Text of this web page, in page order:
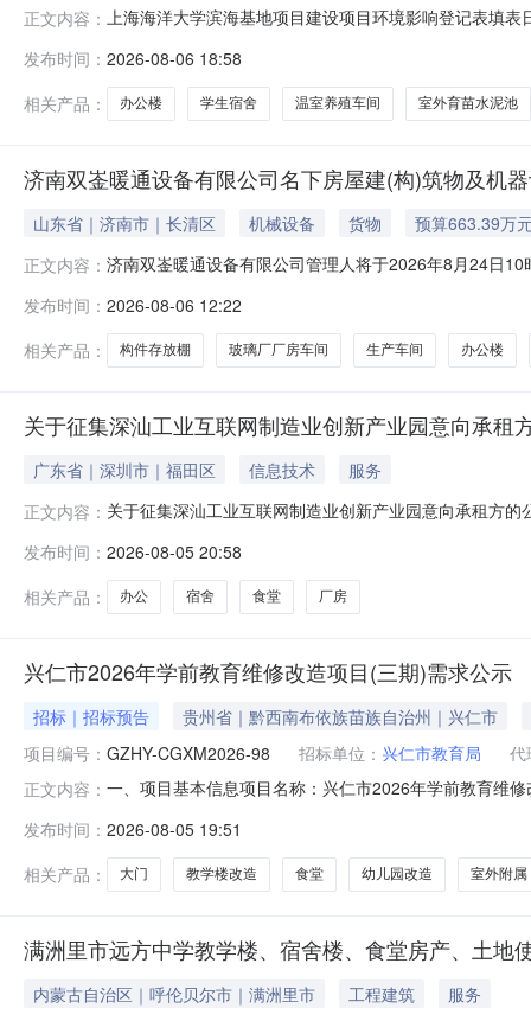
正文内容： 上海海洋大学滨海基地项目建设项目环境影响登记表填
质新建备案依据该项目属于《建设项目环境影响评价分
发布时间： 2026-08-06 18:58
相关产品：
办公楼 学生宿舍 温室养殖车间 室外育苗水泥池
济南双崟暖通设备有限公司名下房屋建(构)筑物及机
山东省｜济南市｜长清区 机械设备 货物
预算663.39万
正文内容： 济南双崟暖通设备有限公司管理人将于2026年8月24日
建（构）筑物及机器设备资产。起拍价：6,633,936.84
发布时间： 2026-08-06 12:22
相关产品：
构件存放棚 玻璃厂厂房车间 生产车间 办公楼
关于征集深汕工业互联网制造业创新产业园意向承租
广东省｜深圳市｜福田区 信息技术
服务
正文内容： 关于征集深汕工业互联网制造业创新产业园意向承租方
工厂33万平方米、研发总部办公18万平方米、高端酒店
舍、食堂意向承租方，征集面积
发布时间： 2026-08-05 20:58
相关产品：
办公 宿舍 食堂 厂房
兴仁市2026年学前教育维修改造项目(三期)需求公示
招标｜招标预告
贵州省｜黔西南布依族苗族自治州｜兴仁市
项目编号： GZHY-CGXM2026-98 招标单位： 兴仁市教育局
代
正文内容： 一、项目基本信息项目名称：兴仁市2026年学前教育维
单位名称：兴仁市教育局项目联系人：付先生联系电话
发布时间： 2026-08-05 19:51
相关产品：
大门 教学楼改造 食堂 幼儿园改造 室外附属
满洲里市远方中学教学楼、宿舍楼、食堂房产、土地
内蒙古自治区｜呼伦贝尔市｜满洲里市 工程建筑
服务